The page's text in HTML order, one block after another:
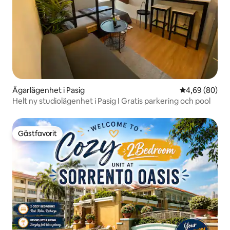
Ägarlägenhet i Pasig 4,69 av 5 i
4,69 (80)
Helt ny studiolägenhet i Pasig I Gratis parkering och pool
Gästfavorit
Gästfavorit